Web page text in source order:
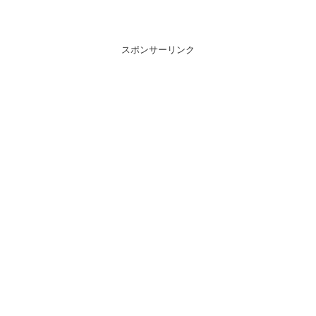
スポンサーリンク